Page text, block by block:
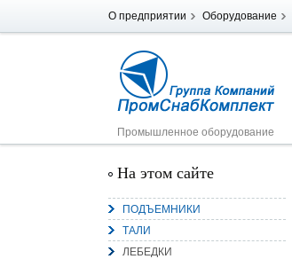
О предприятии Оборудование
Промышленное оборудование
На этом сайте
ПОДЪЕМНИКИ
ТАЛИ
ЛЕБЕДКИ